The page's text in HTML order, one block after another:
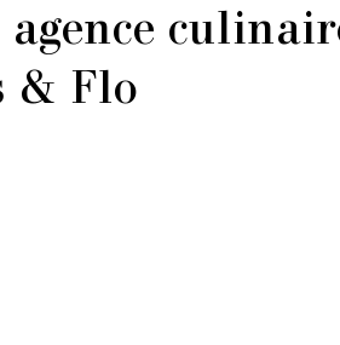
agence
& Flo